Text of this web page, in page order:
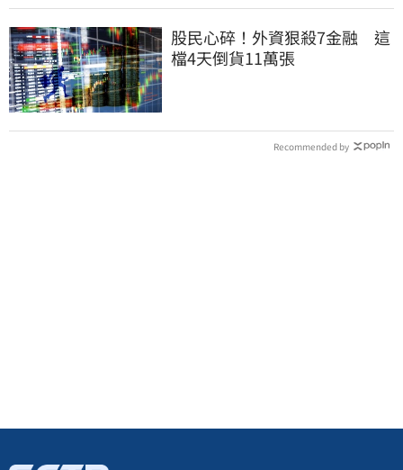
股民心碎！外資狠殺7金融 這
檔4天倒貨11萬張
Recommended by